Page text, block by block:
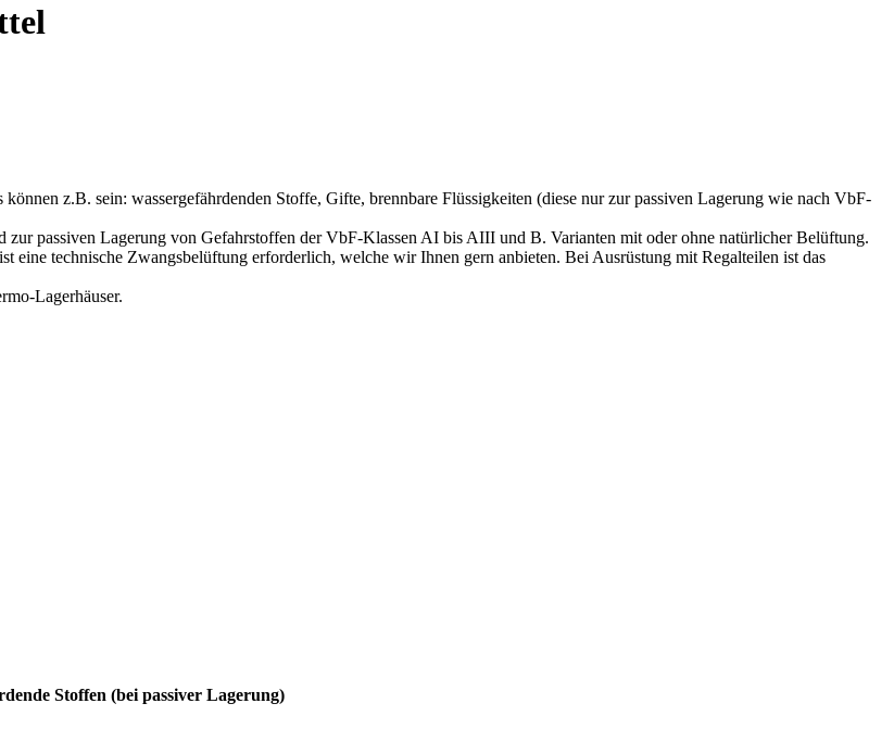
z.B. sein: wassergefährdenden Stoffe, Gifte, brennbare Flüssigkeiten (diese nur zur passiven Lagerung wie nach VbF-
zur passiven Lagerung von Gefahrstoffen der VbF-Klassen AI bis AIII und B. Varianten mit oder ohne natürlicher Belüftung.
eine technische Zwangsbelüftung erforderlich, welche wir Ihnen gern anbieten. Bei Ausrüstung mit Regalteilen ist das
Lagerhäuser.
Stoffen (bei passiver Lagerung)